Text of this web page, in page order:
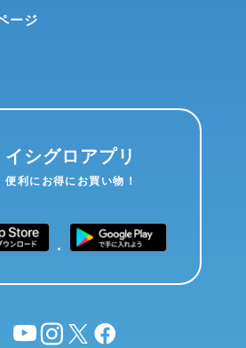
ージ
イシグロアプリ
便利にお得にお買い物！
YouTubeinstagram
X facebook